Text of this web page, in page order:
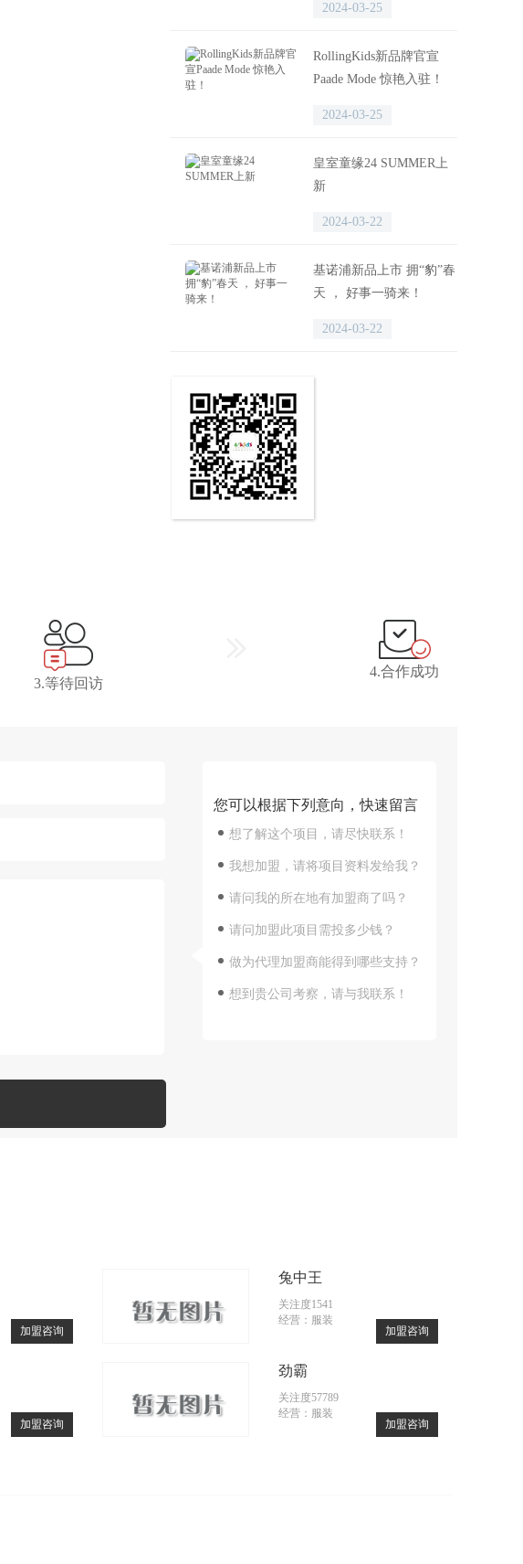
2024-03-25
RollingKids新品牌官宣
Paade Mode 惊艳入驻！
2024-03-25
皇室童缘24 SUMMER上
新
2024-03-22
基诺浦新品上市 拥“豹”春
天 ， 好事一骑来！
2024-03-22
3.等待回访
4.合作成功
您可以根据下列意向，快速留言
想了解这个项目，请尽快联系！
我想加盟，请将项目资料发给我？
请问我的所在地有加盟商了吗？
请问加盟此项目需投多少钱？
做为代理加盟商能得到哪些支持？
想到贵公司考察，请与我联系！
加盟咨询
兔中王
关注度1541
经营：服装
加盟咨询
加盟咨询
劲霸
关注度57789
经营：服装
加盟咨询